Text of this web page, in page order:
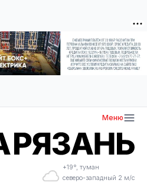
Меню
+19°, туман
северо-западный 2 м/с